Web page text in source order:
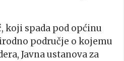
koji spada pod općinu
područje o kojemu
Javna ustanova za